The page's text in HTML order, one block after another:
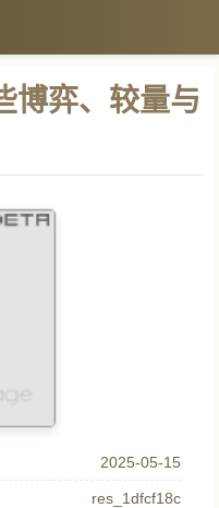
博弈、较量与
2025-05-15
res_1dfcf18c